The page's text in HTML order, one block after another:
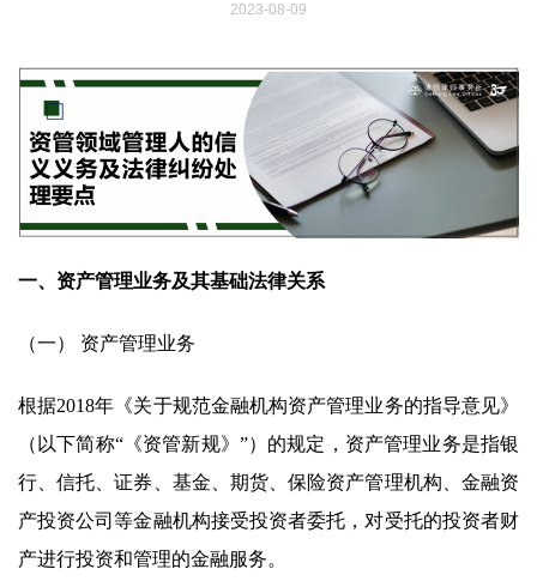
2023-08-09
一、资产管理业务及其基础法律关系
（一） 资产管理业务
根据2018年《关于规范金融机构资产管理业务的指导意见》
（以下简称“《资管新规》”）的规定，资产管理业务是指银
行、信托、证券、基金、期货、保险资产管理机构、金融资
产投资公司等金融机构接受投资者委托，对受托的投资者财
产进行投资和管理的金融服务。